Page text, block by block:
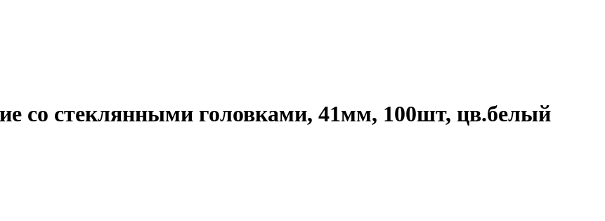
со стеклянными головками, 41мм, 100шт, цв.белый